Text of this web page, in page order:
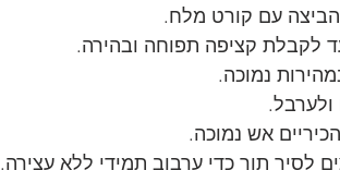
עם קורט מלח.
לקבלת קציפה תפוחה ובהירה.
נמוכה.
אש נמוכה.
לסיר תוך כדי ערבוב תמידי ללא עצירה.